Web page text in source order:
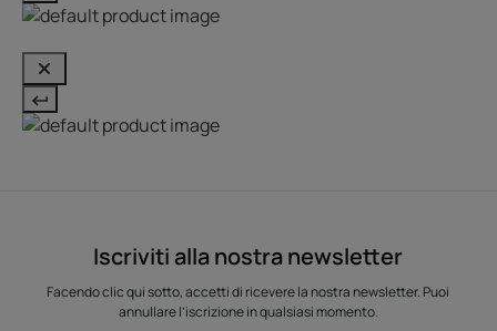
Iscriviti alla nostra newsletter
Facendo clic qui sotto, accetti di ricevere la nostra newsletter. Puoi
annullare l’iscrizione in qualsiasi momento.